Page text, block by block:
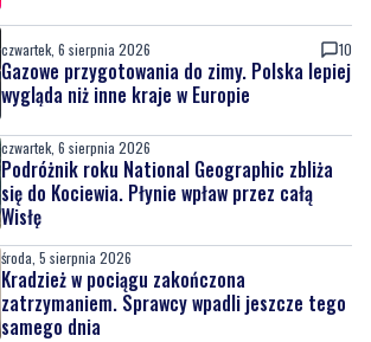
czwartek, 6 sierpnia 2026 10
Gazowe przygotowania do zimy. Polska lepiej
wygląda niż inne kraje w Europie
czwartek, 6 sierpnia 2026
Podróżnik roku National Geographic zbliża
się do Kociewia. Płynie wpław przez całą
Wisłę
środa, 5 sierpnia 2026
Kradzież w pociągu zakończona
zatrzymaniem. Sprawcy wpadli jeszcze tego
samego dnia